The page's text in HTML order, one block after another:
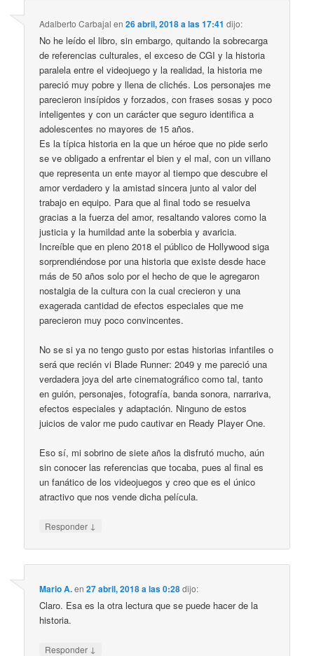
Adalberto Carbajal en26 abril, 2018 a las 17:41 dijo:
No he leído el libro, sin embargo, quitando la sobrecarga
de referencias culturales, el exceso de CGI y la historia
paralela entre el videojuego y la realidad, la historia me
pareció muy pobre y llena de clichés. Los personajes me
parecieron insípidos y forzados, con frases sosas y poco
inteligentes y con un carácter que seguro identifica a
adolescentes no mayores de 15 años.
Es la típica historia en la que un héroe que no pide serlo
se ve obligado a enfrentar el bien y el mal, con un villano
que representa un ente mayor al tiempo que descubre el
amor verdadero y la amistad sincera junto al valor del
trabajo en equipo. Para que al final todo se resuelva
gracias a la fuerza del amor, resaltando valores como la
justicia y la humildad ante la soberbia y avaricia.
Increíble que en pleno 2018 el público de Hollywood siga
sorprendiéndose por una historia que existe desde hace
más de 50 años solo por el hecho de que le agregaron
nostalgia de la cultura con la cual crecieron y una
exagerada cantidad de efectos especiales que me
parecieron muy poco convincentes.
No se si ya no tengo gusto por estas historias infantiles o
será que recién vi Blade Runner: 2049 y me pareció una
verdadera joya del arte cinematográfico como tal, tanto
en guión, personajes, fotografía, banda sonora, narrariva,
efectos especiales y adaptación. Ninguno de estos
juicios de valor me pudo cautivar en Ready Player One.
Eso sí, mi sobrino de siete años la disfrutó mucho, aún
sin conocer las referencias que tocaba, pues al final es
un fanático de los videojuegos y creo que es el único
atractivo que nos vende dicha película.
Responder ↓
Mario A.en27 abril, 2018 a las 0:28dijo:
Claro. Esa es la otra lectura que se puede hacer de la
historia.
Responder ↓